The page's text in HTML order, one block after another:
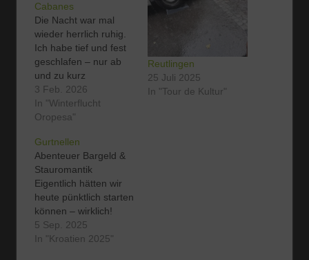
Cabanes
Die Nacht war mal
wieder herrlich ruhig.
Ich habe tief und fest
geschlafen – nur ab
und zu kurz
aufgewacht, aber
insgesamt richtig gut
erholt. Heute Morgen
Geschenk: Es ist der
3. Februar und die
Sonne strahlt, als
hätte sie Großes vor.
Kräftig, warm,
motivierend – genau…
3 Feb. 2026
In "Winterflucht
Oropesa"
Reutlingen
25 Juli 2025
In "Tour de Kultur"
Gurtnellen
Abenteuer Bargeld &
Stauromantik
Eigentlich hätten wir
heute pünktlich starten
können – wirklich!
Aber wie das so ist:
Wenn man denkt, man
5 Sep. 2025
In "Kroatien 2025"